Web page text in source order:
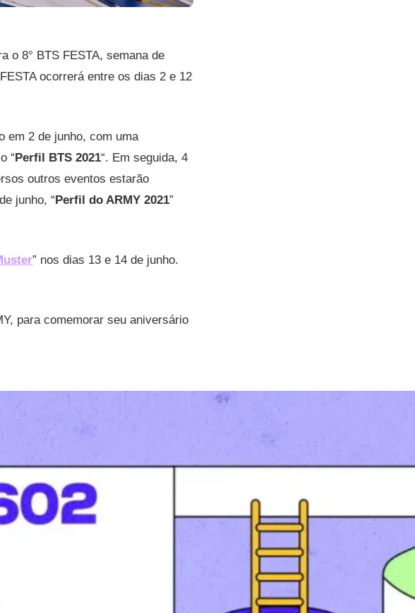
o 8° BTS FESTA, semana de
ocorrerá entre os dias 2 e 12
em 2 de junho, com uma
“ Perfil BTS 2021“. Em seguida, 4
outros eventos estarão
junho, “ Perfil do ARMY 2021”
” nos dias 13 e 14 de junho.
para comemorar seu aniversário